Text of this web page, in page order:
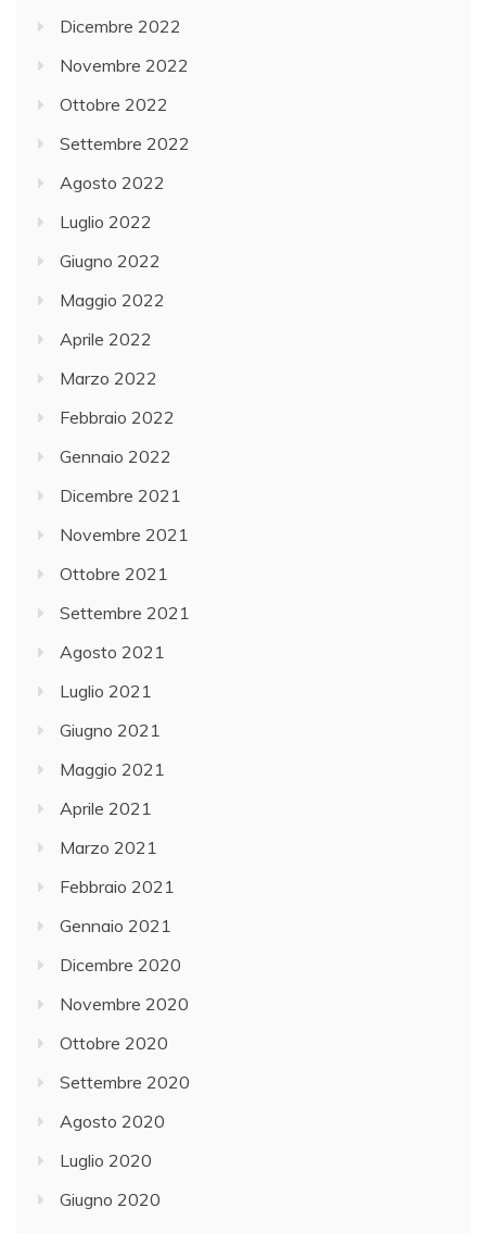
Dicembre 2022
Novembre 2022
Ottobre 2022
Settembre 2022
Agosto 2022
Luglio 2022
Giugno 2022
Maggio 2022
Aprile 2022
Marzo 2022
Febbraio 2022
Gennaio 2022
Dicembre 2021
Novembre 2021
Ottobre 2021
Settembre 2021
Agosto 2021
Luglio 2021
Giugno 2021
Maggio 2021
Aprile 2021
Marzo 2021
Febbraio 2021
Gennaio 2021
Dicembre 2020
Novembre 2020
Ottobre 2020
Settembre 2020
Agosto 2020
Luglio 2020
Giugno 2020